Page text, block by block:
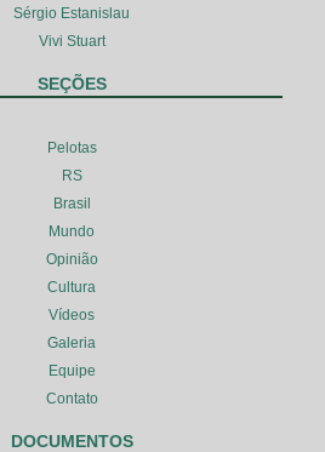
Sérgio Estanislau
Vivi Stuart
SEÇÕES
Pelotas
RS
Brasil
Mundo
Opinião
Cultura
Vídeos
Galeria
Equipe
Contato
DOCUMENTOS